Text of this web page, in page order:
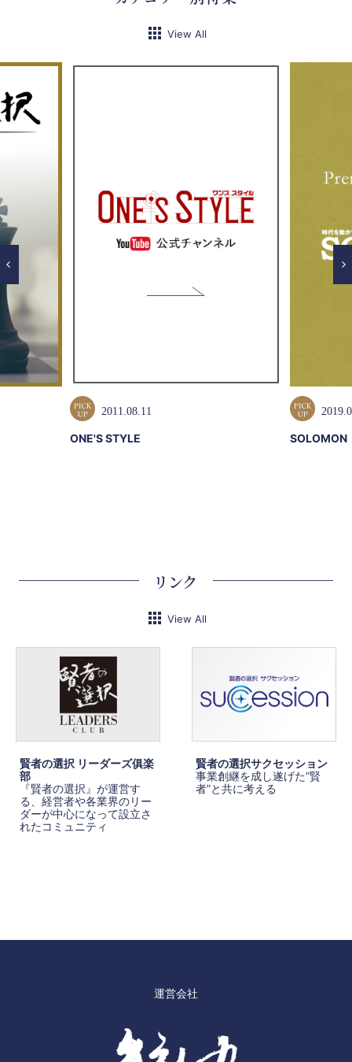
View All
2011.08.11
ONE'S STYLE SOLOMON
リンク
View All
賢者の選択 リーダーズ俱楽
部
『賢者の選択』が運営す
る、経営者や各業界のリー
ダーが中心になって設立さ
れたコミュニティ
賢者の選択サクセッション
事業創継を成し遂げた”賢
者”と共に考える
運営会社